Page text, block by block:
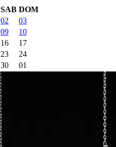
SAB DOM
02
03
09
10
16
17
23
24
30 01